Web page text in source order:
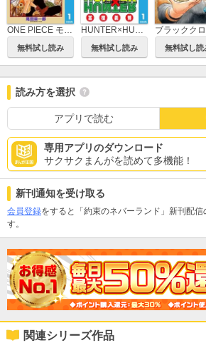
ONE PIECE モノクロ版
無料試し読み
HUNTER×HUNTER モノクロ版
無料試し読み 無料試し読
読み方を選択
アプリで読む
専用アプリのダウンロード
サクサクまんがを読めて多機能！
新刊通知を受け取る
会員登録をすると「約束のネバーランド」新刊配信
す。
関連シリーズ作品